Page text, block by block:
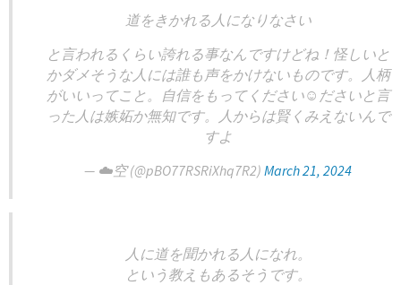
道をきかれる人になりなさい
と言われるくらい誇れる事なんですけどね！怪しいと
かダメそうな人には誰も声をかけないものです。人柄
がいいってこと。自信をもってください☺️ださいと言
った人は嫉妬か無知です。人からは賢くみえないんで
すよ
— ☁️️空 (@pBO77RSRiXhq7R2) March 21, 2024
人に道を聞かれる人になれ。
という教えもあるそうです。